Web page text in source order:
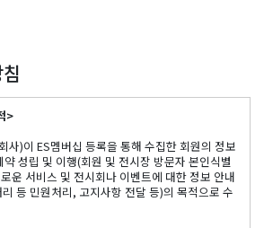
>
사)이 ES멤버십 등록을 통해 수집한 회원의 정보
성립 및 이행(회원 및 전시장 방문자 본인식별
운 서비스 및 전시회나 이벤트에 대한 정보 안내
등 민원처리, 고지사항 전달 등)의 목적으로 수